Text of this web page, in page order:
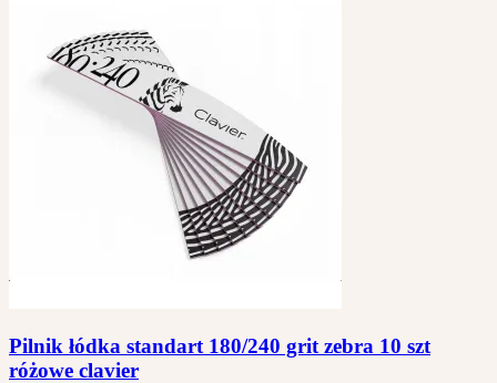
Pilnik łódka standart 180/240 grit zebra 10 szt
różowe clavier